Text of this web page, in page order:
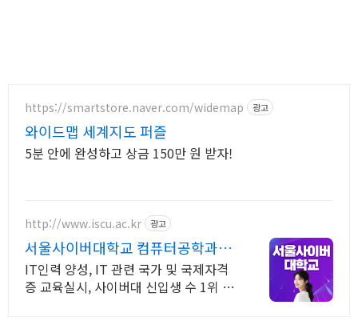
https://smartstore.naver.com/widemap 광고
와이드맵 세계지도 퍼즐
5분 안에 완성하고 상금 150만 원 받자!
http://www.iscu.ac.kr 광고
서울사이버대학교 컴퓨터공학과
2026 가을학기 신편입생
IT인력 양성, IT 관련 국가 및 국제자격
증 교육실시, 사이버대 신입생 수 1위 장